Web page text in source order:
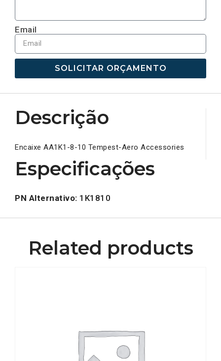
Email
SOLICITAR ORÇAMENTO
Descrição
Encaixe AA1K1-8-10 Tempest-Aero Accessories
Especificações
PN Alternativo: 1K1810
Related products